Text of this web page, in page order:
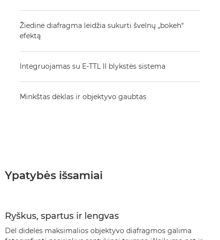
Žiedinė diafragma leidžia sukurti švelnų „bokeh“
efektą
Integruojamas su E-TTL II blykstės sistema
Minkštas dėklas ir objektyvo gaubtas
Ypatybės išsamiai
Ryškus, spartus ir lengvas
Dėl didelės maksimalios objektyvo diafragmos galima